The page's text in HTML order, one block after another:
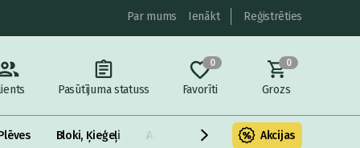
Par mums Ienākt Reģistrēties
Pasūtījuma statuss
0
Favorīti
0
Grozs
Bloki, Ķieģeļi Armatūra un metāls Fasādes
Akcijas